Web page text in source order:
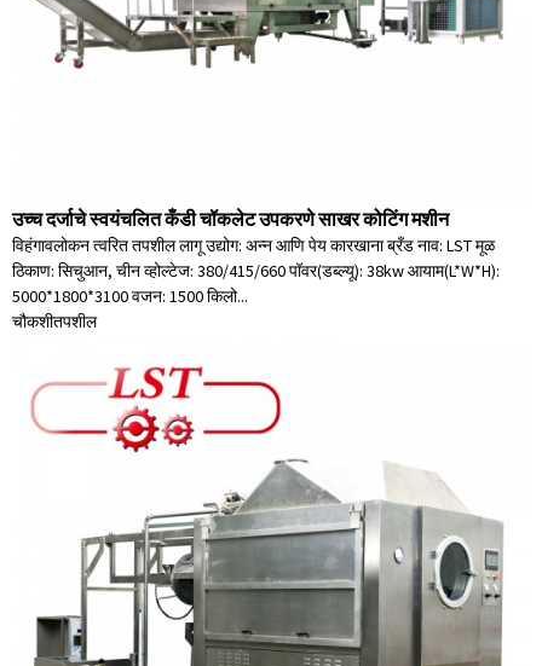
उच्च दर्जाचे स्वयंचलित कँडी चॉकलेट उपकरणे साखर कोटिंग मशीन
विहंगावलोकन त्वरित तपशील लागू उद्योग: अन्न आणि पेय कारखाना ब्रँड नाव: LST मूळ
ठिकाण: सिचुआन, चीन व्होल्टेज: 380/415/660 पॉवर(डब्ल्यू): 38kw आयाम(L*W*H):
5000*1800*3100 वजन: 1500 किलो...
चौकशीतपशील